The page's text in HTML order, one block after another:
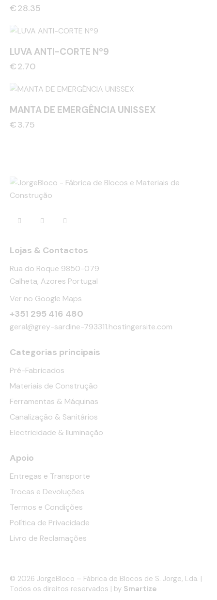
€28.35
LUVA ANTI-CORTE Nº9
€2.70
MANTA DE EMERGÊNCIA UNISSEX
€3.75
Lojas & Contactos
Rua do Roque 9850-079
Calheta, Azores Portugal
Ver no Google Maps
+351 295 416 480
geral@grey-sardine-793311.hostingersite.com
Categorias principais
Pré-Fabricados
Materiais de Construção
Ferramentas & Máquinas
Canalização & Sanitários
Electricidade & Iluminação
Apoio
Entregas e Transporte
Trocas e Devoluções
Termos e Condições
Política de Privacidade
Livro de Reclamações
© 2026 JorgeBloco – Fábrica de Blocos de S. Jorge, Lda. |
Todos os direitos reservados | by Smartize